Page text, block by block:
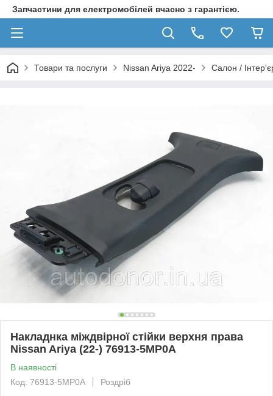
Запчастини для електромобілей вчасно з гарантією.
Товари та послуги Nissan Ariya 2022- Салон /
Накладнка міждвірної стійки верхня права
Nissan Ariya (22-) 76913-5MP0A
В наявності
Код: 76913-5MP0A
Роздріб